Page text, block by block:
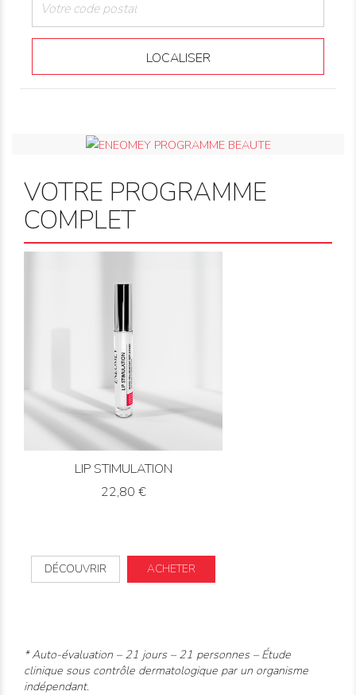
LOCALISER
VOTRE PROGRAMME
COMPLET
LIP STIMULATION
Prix
22,80 €
DÉCOUVRIR ACHETER
* Auto-évaluation – 21 jours – 21 personnes – Étude
clinique sous contrôle dermatologique par un organisme
indépendant.